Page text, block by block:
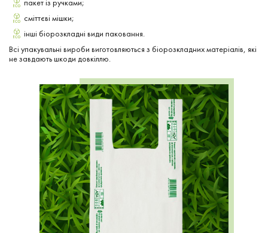
пакет із ручками;
сміттєві мішки;
інші біорозкладні види паковання.
Всі упакувальні вироби виготовляються з біорозкладних матеріалів, які
не завдають шкоди довкіллю.